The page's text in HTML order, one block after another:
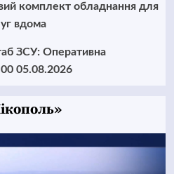
комплект обладнання для
вдома
ЗСУ: Оперативна
05.08.2026